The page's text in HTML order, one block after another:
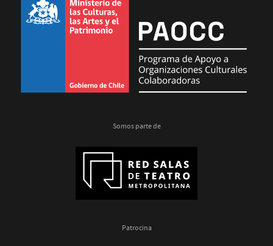
Somos parte de
Patrocina